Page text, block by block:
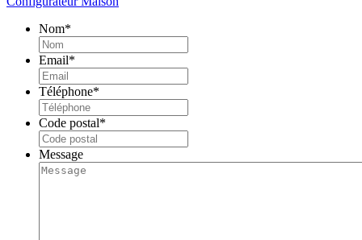
Nom*
Email*
Téléphone*
Code postal*
Message